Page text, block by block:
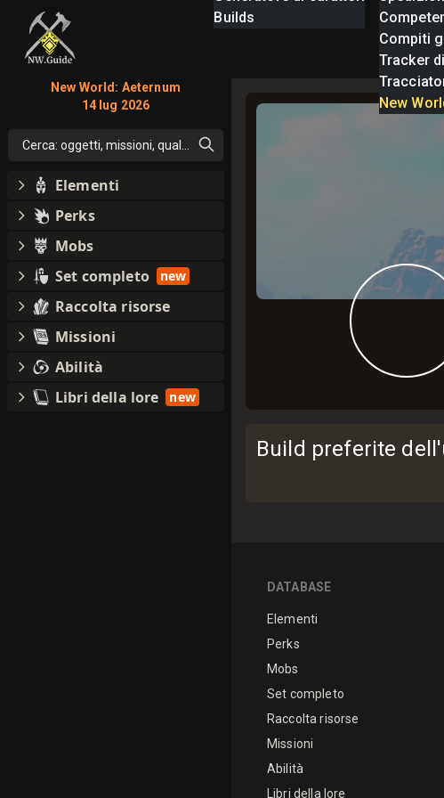
Builds
Compiti
Tracker
New
Build preferite
DATABASE
Elementi
Perks
Mobs
Set completo
Raccolta risorse
Missioni
Abilità
Libri della lore
New World: Aeternum
14 lug 2026
Cerca: oggetti, missioni, qualsiasi cosa
Elementi
Perks
Mobs
Set completo
new
Raccolta risorse
Missioni
Abilità
Libri della lore
new